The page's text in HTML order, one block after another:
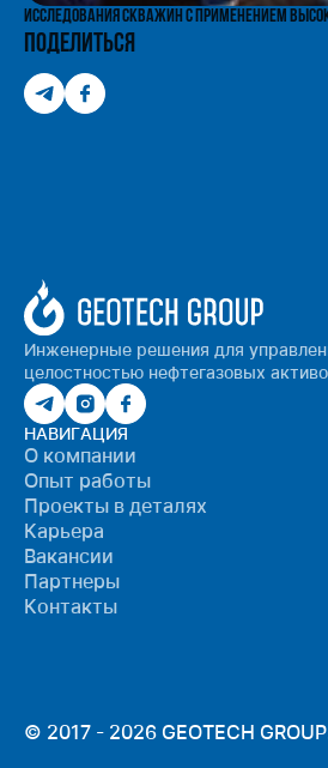
Исследования скважин с применением
Поделиться
Инженерные решения для
целостностью нефтегазовых
НАВИГАЦИЯ
О компании
Опыт работы
Проекты в деталях
Карьера
Вакансии
Партнеры
Контакты
© 2017 - 2026 GEOTECH